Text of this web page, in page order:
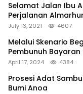
Selamat Jalan Ibu
Perjalanan
Terakhir
July 13, 2021 4607
Melalui Skenario
Pembunuh
April 17, 2024 4384
Prosesi Adat
Bumi Anoa